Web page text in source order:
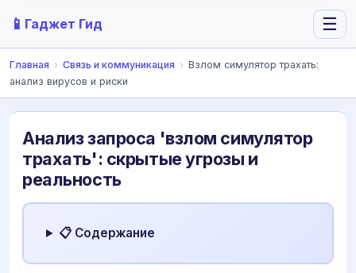
📱 Гаджет Гид ☰
Главная › Связь и коммуникация › Взлом симулятор трахать:
анализ вирусов и риски
Анализ запроса 'взлом симулятор
трахать': скрытые угрозы и
реальность
📋 Содержание